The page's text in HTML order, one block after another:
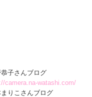
恭子さんブログ
camera.na-watashi.com/
まりこさんブログ